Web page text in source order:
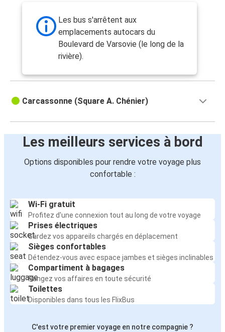
Les bus s'arrêtent aux
emplacements autocars du
Boulevard de Varsovie (le long de la
rivière).
Carcassonne (Square A. Chénier)
Les meilleurs services à bord
Options disponibles pour rendre votre voyage plus
confortable :
Wi-Fi gratuit
Profitez d'une connexion tout au long de votre voyage
Prises électriques
Gardez vos appareils chargés en déplacement
Sièges confortables
Détendez-vous avec espace jambes et sièges inclinables
Compartiment à bagages
Rangez vos affaires en toute sécurité
Toilettes
Disponibles dans tous les FlixBus
C'est votre premier voyage en notre compagnie ?